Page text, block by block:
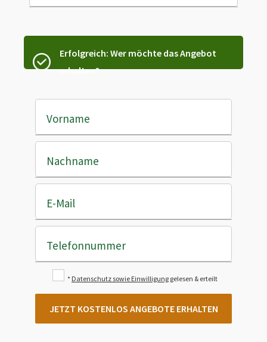
Erfolgreich: Wer möchte das Angebot
erhalten?
Vorname
Nachname
E-Mail
Telefonnummer
* Datenschutz sowie Einwilligung gelesen & erteilt
JETZT KOSTENLOS ANGEBOTE ERHALTEN